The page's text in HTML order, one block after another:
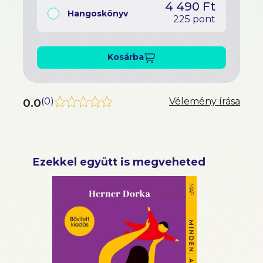
Hangoskönyv 4 490 Ft
225 pont
Kosárba
0.0(0) Vélemény írása
Ezekkel együtt is megveheted